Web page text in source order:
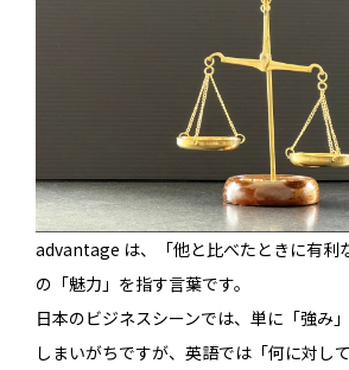
advantage は、「他と比べたときに有利
の「魅力」を指す言葉です。
日本のビジネスシーンでは、単に「強み
しまいがちですが、英語では「何に対し